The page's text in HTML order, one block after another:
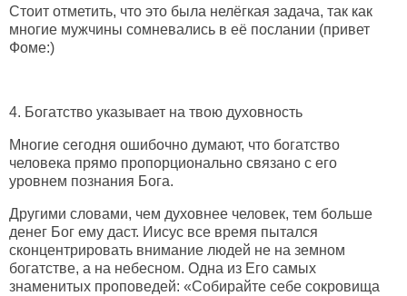
Стоит отметить, что это была нелёгкая задача, так как
многие мужчины сомневались в её послании (привет
Фоме:)
4. Богатство указывает на твою духовность
Многие сегодня ошибочно думают, что богатство
человека прямо пропорционально связано с его
уровнем познания Бога.
Другими словами, чем духовнее человек, тем больше
денег Бог ему даст. Иисус все время пытался
сконцентрировать внимание людей не на земном
богатстве, а на небесном. Одна из Его самых
знаменитых проповедей: «Собирайте себе сокровища